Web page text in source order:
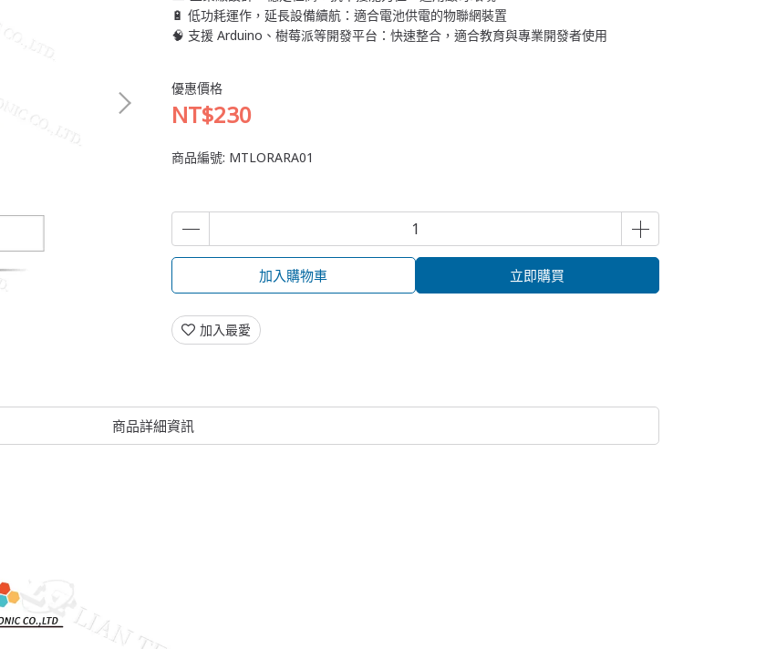
🔋 低功耗運作，延長設備續航：適合電池供電的物聯網裝置
🧠 支援 Arduino、樹莓派等開發平台：快速整合，適合教育與專業開發者使用
優惠價格
NT$230
商品編號: MTLORARA01
加入購物車 立即購買
加入最愛
商品詳細資訊